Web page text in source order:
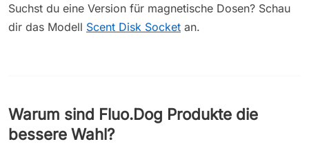
Suchst du eine Version für magnetische Dosen? Schau
dir das Modell Scent Disk Socket an.
Warum sind Fluo.Dog Produkte die
bessere Wahl?